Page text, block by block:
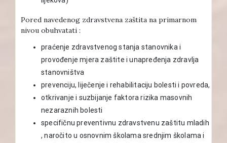
Pored navedenog zdravstvena zaštita na primarnom
nivou obuhvatati :
praćenje zdravstvenog stanja stanovnika i
provođenje mjera zaštite i unapređenja zdravlja
stanovništva
prevenciju, liječenje i rehabilitaciju bolesti i povreda,
otkrivanje i suzbijanje faktora rizika masovnih
nezaraznih bolesti
specifičnu preventivnu zdravstvenu zaštitu mladih
, naročito u osnovnim školama srednjim školama i